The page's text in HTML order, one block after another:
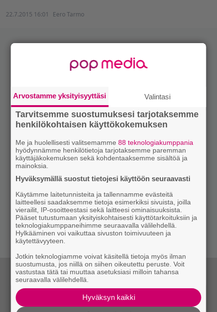
22.7.2015 16:01 Eero Tarmo
Arvostamme yksityisyyttäsi Valintasi
Tarvitsemme suostumuksesi tarjotaksemme
henkilökohtaisen käyttökokemuksen
Me ja huolellisesti valitsemamme88 teknologiakumppania
hyödynnämme henkilötietoja tarjotaksemme paremman
käyttäjäkokemuksen sekä kohdentaaksemme sisältöä ja
mainoksia.
Hyväksymällä suostut tietojesi käyttöön seuraavasti
Käytämme laitetunnisteita ja tallennamme evästeitä
laitteellesi saadaksemme tietoja esimerkiksi sivuista, joilla
vierailit, IP-osoitteestasi sekä laitteesi ominaisuuksista.
Pääset tutustumaan yksityiskohtaisesti käyttötarkoituksiin ja
teknologiakumppaneihimme seuraavalla välilehdellä.
Hylkääminen voi vaikuttaa sivuston toimivuuteen ja
käytettävyyteen.
Jotkin teknologiamme voivat käsitellä tietoja myös ilman
suostumusta, jos niillä on siihen oikeutettu peruste. Voit
vastustaa tätä tai muuttaa asetuksiasi milloin tahansa
seuraavalla välilehdellä.
Hyväksyn kaikki